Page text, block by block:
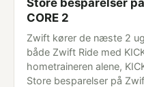
Store besparelser
CORE 2
Zwift kører de næste 2
både Zwift Ride med
hometraineren alene,
Store besparelser på